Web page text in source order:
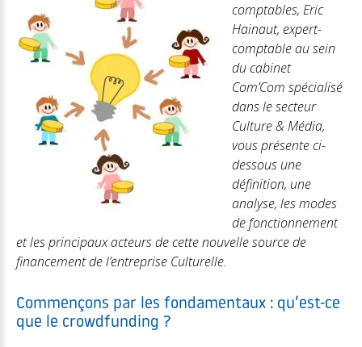
comptables, Eric
Hainaut, expert-
comptable au sein
du cabinet
Com’Com spécialisé
dans le secteur
Culture & Média,
vous présente ci-
dessous une
définition, une
analyse, les modes
de fonctionnement
et les principaux acteurs de cette nouvelle source de
financement de l’entreprise Culturelle.
Commençons par les fondamentaux : qu’est-ce
que le crowdfunding ?